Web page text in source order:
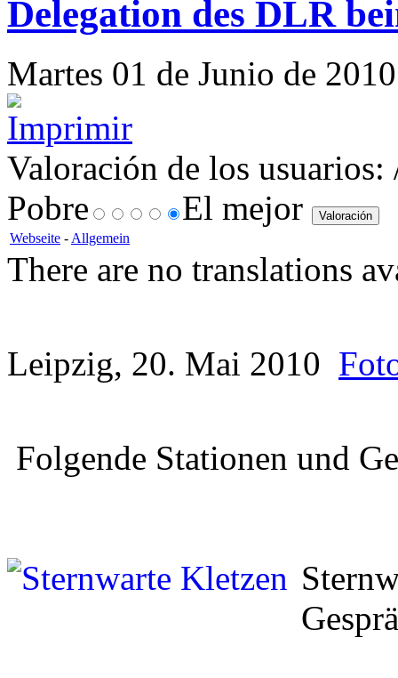
Delegation des DLR
Martes 01 de Junio de
Valoración de los usuarios:
Pobre
El mejor
Webseite - Allgemein
There are no translations
Leipzig, 20. Mai 2010
Folgende Stationen und